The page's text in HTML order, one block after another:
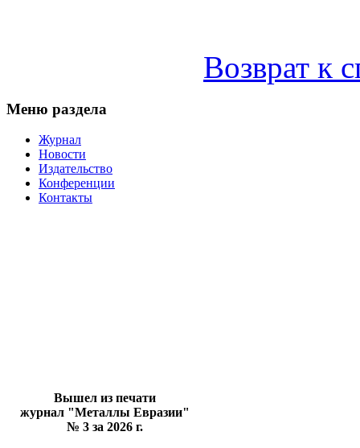
Возврат к
Меню раздела
Журнал
Новости
Издательство
Конференции
Контакты
Вышел из печати
журнал "Металлы Евразии"
№ 3 за 2026 г.